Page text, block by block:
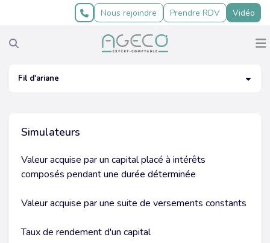
Nous rejoindre
Prendre RDV Vidéo
VOTRE PROFIL
TPE & ENTREPRENEURS
PME & ETI
PROFESSIONS LIBÉRALES
COMMERÇANTS & CHR
CONSEIL ACQUISITION CESSION
COMPTABILITÉ ET FISCALITÉ
RH ET PAIE
CRÉATION D'ENTREPRISE
NOTRE CABINET
PRÉSENTATION
GILLES PEREZ
NOTRE BUREAU
NOTRE BLOG
ACTUALITÉS
ACTUALITÉS
CONTACT
Fil d'ariane
Simulateurs
Valeur acquise par un capital placé à intérêts
composés pendant une durée déterminée
Valeur acquise par une suite de versements constants
Taux de rendement d'un capital